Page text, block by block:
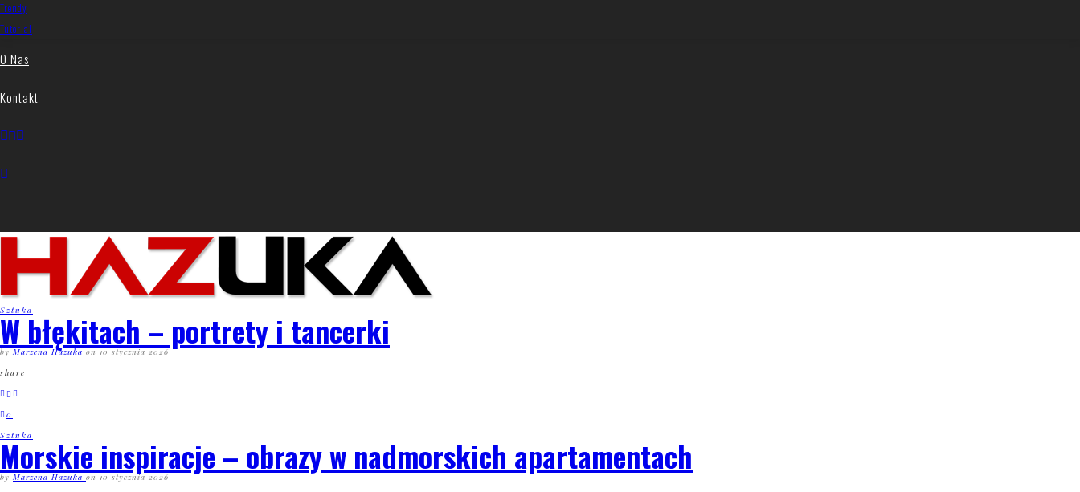
Trendy
Tutorial
O Nas
Kontakt
Sztuka
W błękitach – portrety i tancerki
by Marzena Hazuka on 10 stycznia 2026
share
0
Sztuka
Morskie inspiracje – obrazy w nadmorskich apartamentach
by Marzena Hazuka on 10 stycznia 2026